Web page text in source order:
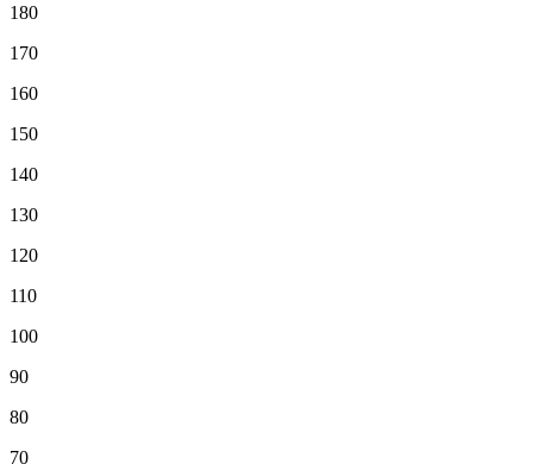
180
170
160
150
140
130
120
110
100
90
80
70